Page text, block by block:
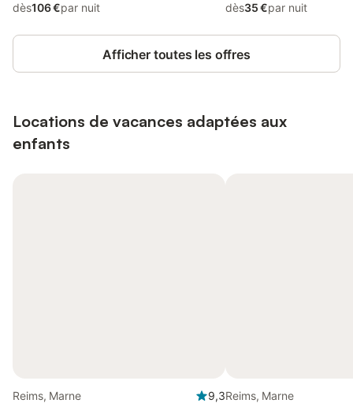
dès106 €par nuit
dès35 €par nuit
Afficher toutes les offres
Locations de vacances adaptées aux
enfants
Reims, Marne
9,3Reims, Marne